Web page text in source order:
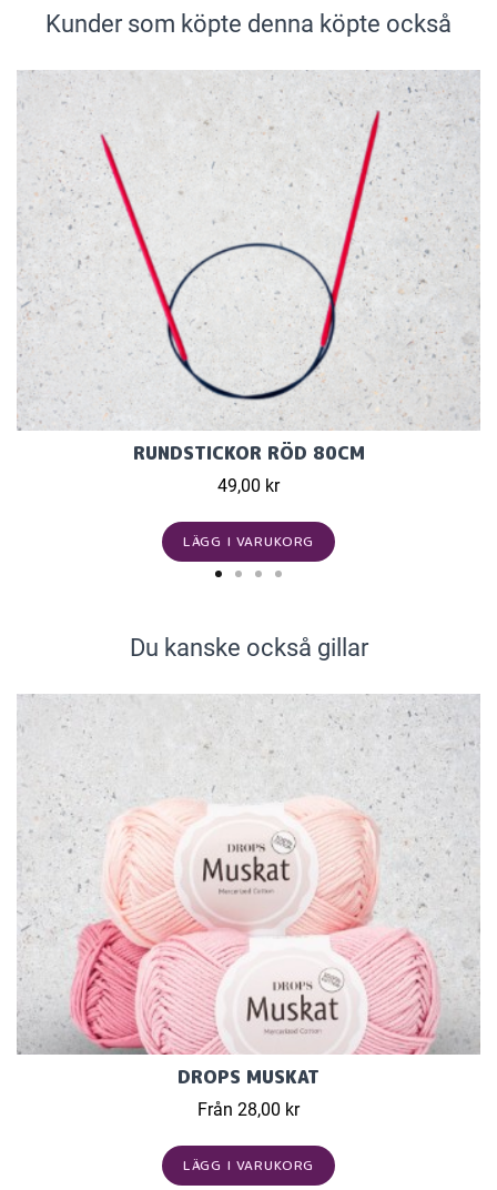
Kunder som köpte denna köpte också
RUNDSTICKOR RÖD 80CM
49,00 kr
LÄGG I VARUKORG
Du kanske också gillar
DROPS MUSKAT
Från 28,00 kr
LÄGG I VARUKORG